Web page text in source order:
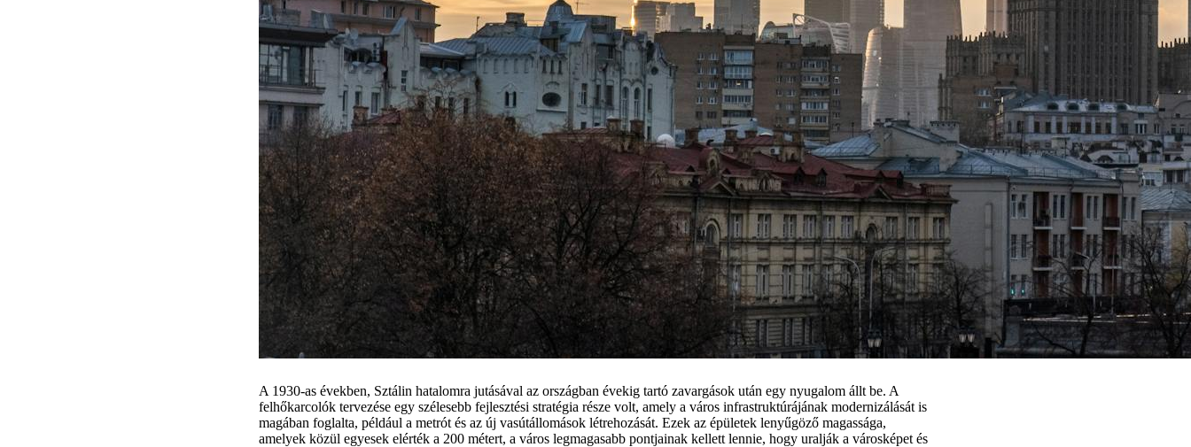
A 1930-as években, Sztálin hatalomra jutásával az országban évekig tartó zavargások után egy nyugalom állt be. A
felhőkarcolók tervezése egy szélesebb fejlesztési stratégia része volt, amely a város infrastruktúrájának modernizálását is
magában foglalta, például a metrót és az új vasútállomások létrehozását. Ezek az épületek lenyűgöző magassága,
amelyek közül egyesek elérték a 200 métert, a város legmagasabb pontjainak kellett lennie, hogy uralják a városképet és